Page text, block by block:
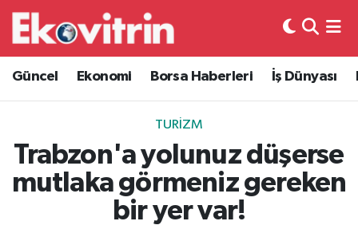
Güncel Ekonomi Borsa Haberleri İş Dünyası
TURIZM
Trabzon'a yolunuz düşerse
mutlaka görmeniz gereken
bir yer var!
Güncel
Ekonomi
Borsa Haberleri
İş Dünyası
Hava Durumu
Trafik Durumu
Süper Lig Puan Durumu ve Fikstür
Tüm Manşetler
Son Dakika Haberleri